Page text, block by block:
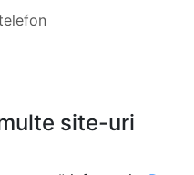
site-uri